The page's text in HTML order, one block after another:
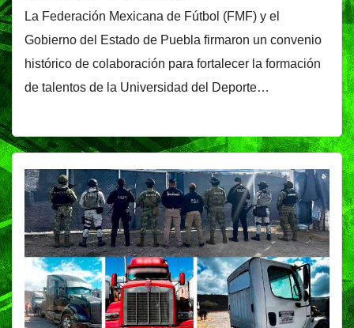
La Federación Mexicana de Fútbol (FMF) y el
Gobierno del Estado de Puebla firmaron un convenio
histórico de colaboración para fortalecer la formación
de talentos de la Universidad del Deporte…